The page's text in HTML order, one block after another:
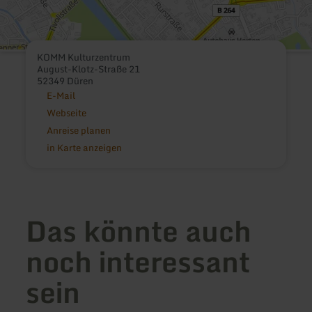
KOMM Kulturzentrum
August-Klotz-Straße 21
52349 Düren
E-Mail
Webseite
Anreise planen
in Karte anzeigen
Das könnte auch
noch interessant
sein